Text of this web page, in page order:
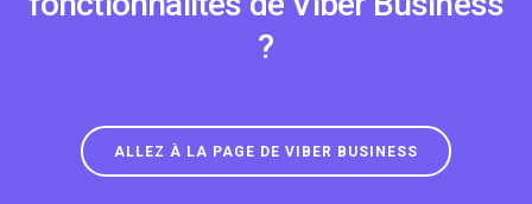
?
ALLEZ À LA PAGE DE VIBER BUSINESS